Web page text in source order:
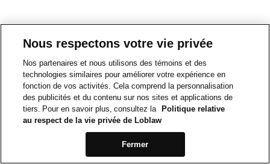
Nous respectons votre vie privée
Nos partenaires et nous utilisons des témoins et des
technologies similaires pour améliorer votre expérience en
fonction de vos activités. Cela comprend la personnalisation
des publicités et du contenu sur nos sites et applications de
tiers. Pour en savoir plus, consultez la
Politique relative
au respect de la vie privée de Loblaw
Fermer